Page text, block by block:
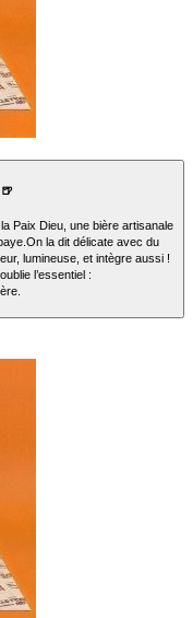
Paix Dieu, une bière artisanale
la dit délicate avec du
lumineuse, et intègre aussi !
l’essentiel :